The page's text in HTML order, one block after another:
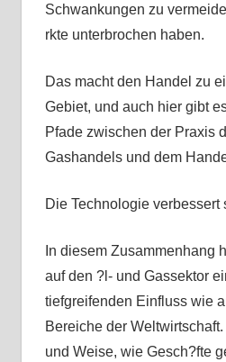
Schwankungen zu
rkte unterbrochen haben.
Das macht den Handel zu
Gebiet, und auch hier gibt
Pfade zwischen der Praxis
Gashandels und dem
Die Technologie verbessert
In diesem Zusammenhang
auf den ?l- und Gassektor
tiefgreifenden Einfluss wie
Bereiche der
und Weise, wie Gesch?fte